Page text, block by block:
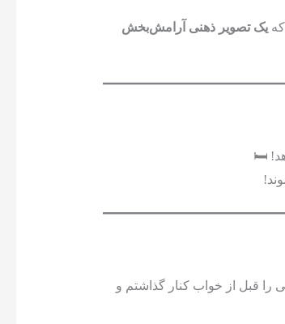
یک تصویر ذهنی آرامش‌بخش
🛏️
قبل از خواب کنار گذاشتم و